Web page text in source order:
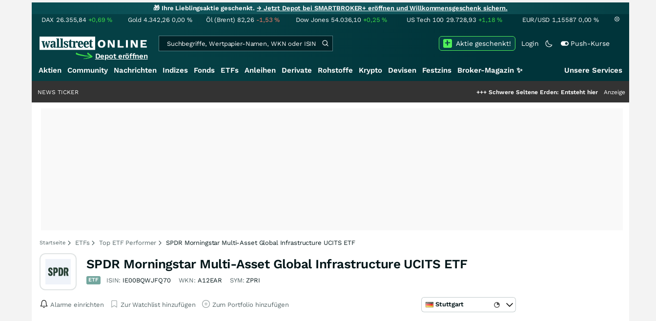
🎁 Ihre Lieblingsaktie geschenkt.→ Jetzt Depot bei SMARTBROKER+ eröffnen und Willkommensgeschenk sichern.
DAX 26.355,84 +0,69% Gold 4.342,26 0,00 % Öl (Brent) 82,26 -1,53% Dow Jones 54.036,10 +0,25% US Tech 100 29.728,93 +1,18% EUR/USD 1,15587 0,00 %
Depot eröffnen
Login Push-Kurse
Aktie geschenkt!
Aktien Community Nachrichten Indizes Fonds ETFs Anleihen Derivate Rohstoffe Krypto Devisen Festzins Broker-Magazin ✨ Unsere Services
Schwere Seltene Erden: Entsteht hier die nächste Milliardenstory?
Anzeige
NEWS TICKER
Startseite ETFs Top ETF Performer SPDR Morningstar Multi-Asset Global Infrastructure UCITS ETF
SPDR Morningstar Multi-Asset Global Infrastructure UCITS ETF
ETF ISIN: IE00BQWJFQ70 WKN: A12EAR SYM:ZPRI
Alarme einrichten Zur Watchlist hinzufügen Zum Portfolio hinzufügen Stuttgart